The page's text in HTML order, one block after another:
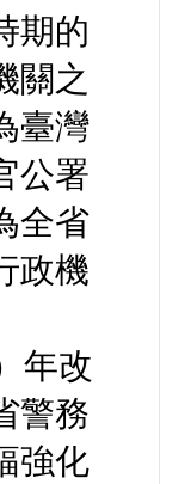
期的
關之
臺灣
公署
全省
政機
年改
警務
強化